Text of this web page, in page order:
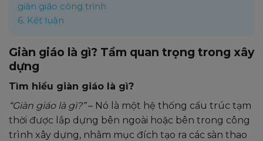
giàn giáo công trình
6. Kết luận
Giàn giáo là gì? Tầm quan trọng trong xây
dựng
Tìm hiểu giàn giáo là gì?
“Giàn giáo là gì?”– Nó là một hệ thống cấu trúc tạm
thời được lắp dựng bên ngoài hoặc bên trong công
trình xây dựng, nhằm mục đích tạo ra các sàn thao